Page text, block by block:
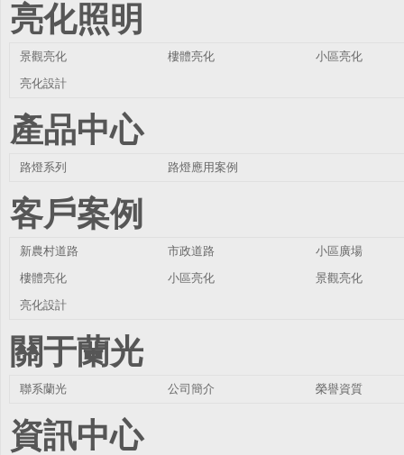
亮化照明
景觀亮化 樓體亮化
小區亮化
亮化設計
產品中心
路燈系列 路燈應用案例
客戶案例
新農村道路 市政道路
小區廣場
樓體亮化
小區亮化
景觀亮化
亮化設計
關于蘭光
聯系蘭光 公司簡介 榮譽資質
資訊中心